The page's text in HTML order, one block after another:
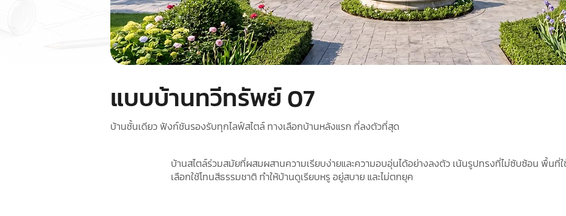
แบบบ้านทวีทรัพย์ 07
บ้านชั้นเดียว ฟังก์ชันรองรับทุกไลฟ์สไตล์ ทางเลือกบ้านหลังแรก ที่ลงตัวที่สุด
บ้านสไตล์ร่วมสมัยที่ผสมผสานความเรียบง่ายและความอบอุ่นได้อย่างลงตัว เน้นรูปทรงที่ไม่ซับซ้อน พื้นที่ใ
เลือกใช้โทนสีธรรมชาติ ทำให้บ้านดูเรียบหรู อยู่สบาย และไม่ตกยุค